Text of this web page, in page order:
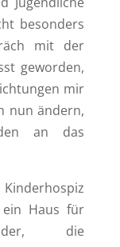
besonders
mit der
geworden,
mir
nun ändern,
an das
Kinderhospiz
Haus für
die